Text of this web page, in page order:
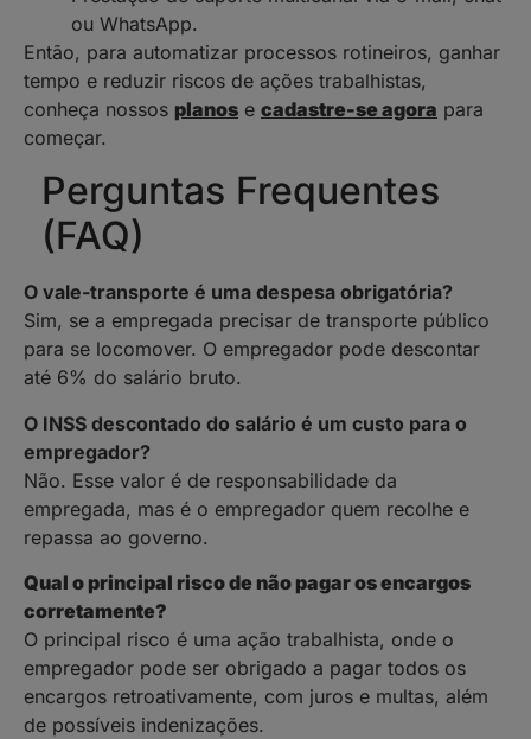
ou WhatsApp.
Então, para automatizar processos rotineiros, ganhar
tempo e reduzir riscos de ações trabalhistas,
conheça nossos planos e cadastre-se agora para
começar.
Perguntas Frequentes
(FAQ)
O vale-transporte é uma despesa obrigatória?
Sim, se a empregada precisar de transporte público
para se locomover. O empregador pode descontar
até 6% do salário bruto.
O INSS descontado do salário é um custo para o
empregador?
Não. Esse valor é de responsabilidade da
empregada, mas é o empregador quem recolhe e
repassa ao governo.
Qual o principal risco de não pagar os encargos
corretamente?
O principal risco é uma ação trabalhista, onde o
empregador pode ser obrigado a pagar todos os
encargos retroativamente, com juros e multas, além
de possíveis indenizações.